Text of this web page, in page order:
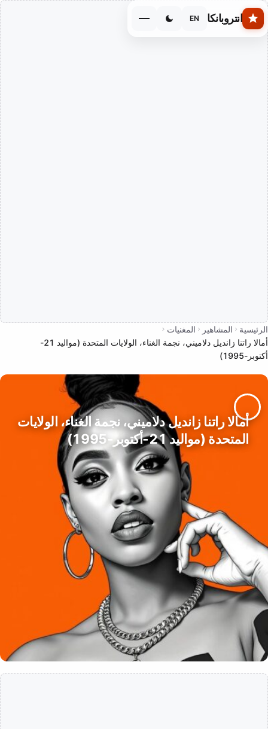
Skip to main content
انتروبانكا EN
الرئيسية المشاهير
المغنيات
أمالا راتنا زانديل دلاميني، نجمة الغناء، الولايات المتحدة (مواليد 21-
أكتوبر-1995)
أمالا راتنا زانديل دلاميني، نجمة الغناء، الولايات
المتحدة (مواليد 21-أكتوبر-1995)